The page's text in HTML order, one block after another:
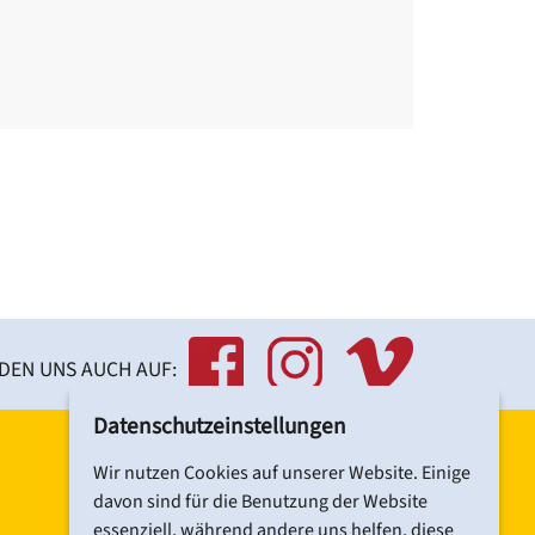
der historischen Trakte serviert
Einschränkungen besteht über
UNS AUCH AUF:
Datenschutzeinstellungen
Wir nutzen Cookies auf unserer Website. Einige
davon sind für die Benutzung der Website